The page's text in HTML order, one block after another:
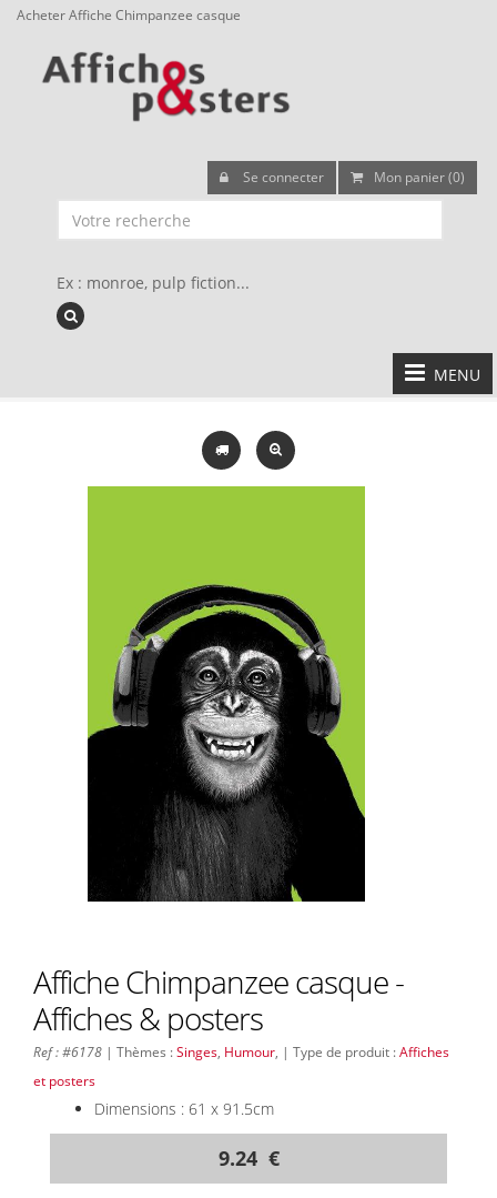
Acheter Affiche Chimpanzee casque
Se connecter Mon panier (0)
Ex : monroe, pulp fiction...
MENU
Affiche Chimpanzee casque -
Affiches & posters
Ref : #6178 | Thèmes :Singes Humour , | Type de produit :Affiches
et posters
Dimensions : 61 x 91.5cm
9.24 €